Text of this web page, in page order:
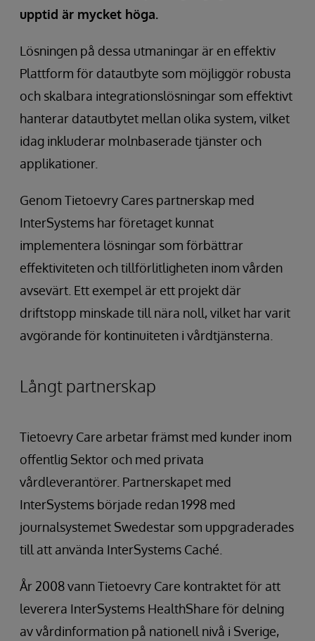
upptid är mycket höga.
Lösningen på dessa utmaningar är en effektiv
Plattform för datautbyte som möjliggör robusta
och skalbara integrationslösningar som effektivt
hanterar datautbytet mellan olika system, vilket
idag inkluderar molnbaserade tjänster och
applikationer.
Genom Tietoevry Cares partnerskap med
InterSystems har företaget kunnat
implementera lösningar som förbättrar
effektiviteten och tillförlitligheten inom vården
avsevärt. Ett exempel är ett projekt där
driftstopp minskade till nära noll, vilket har varit
avgörande för kontinuiteten i vårdtjänsterna.
Långt partnerskap
Tietoevry Care arbetar främst med kunder inom
offentlig Sektor och med privata
vårdleverantörer. Partnerskapet med
InterSystems började redan 1998 med
journalsystemet Swedestar som uppgraderades
till att använda InterSystems Caché.
År 2008 vann Tietoevry Care kontraktet för att
leverera InterSystems HealthShare för delning
av vårdinformation på nationell nivå i Sverige,